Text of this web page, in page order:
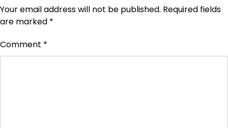
Your email address will not be published. Required fields
are marked *
Comment *